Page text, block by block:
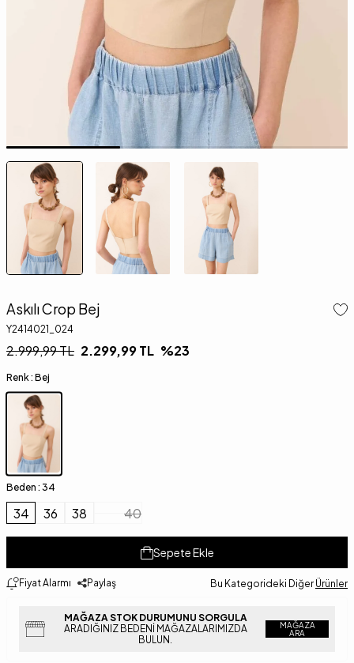
Askılı Crop Bej
Y2414021_024
2.999,99TL 2.299,99TL %23
Renk : Bej
Beden : 34
34 36 38 40
Sepete Ekle
Fiyat Alarmı Paylaş Bu Kategorideki Diğer Ürünler
MAĞAZA STOK DURUMUNU SORGULA
ARADIĞINIZ BEDENI MAĞAZALARIMIZDA
BULUN.
MAĞAZA
ARA